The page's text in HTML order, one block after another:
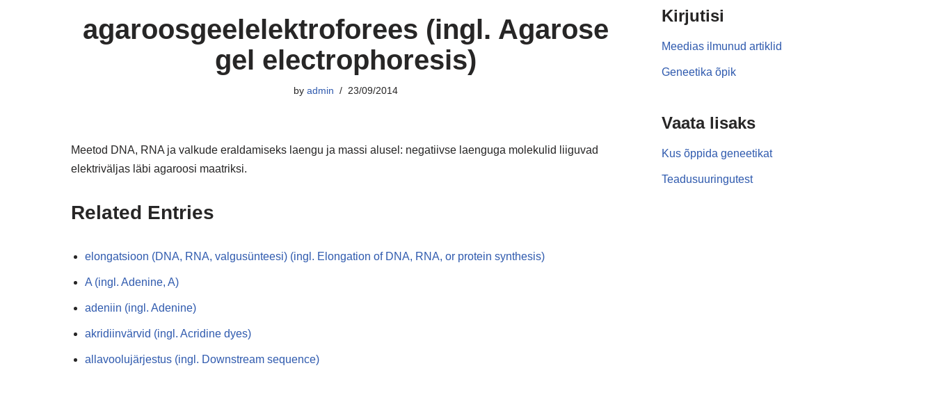
agaroosgeelelektroforees (ingl. Agarose
gel electrophoresis)
by admin 23/09/2014
Meetod DNA, RNA ja valkude eraldamiseks laengu ja massi alusel: negatiivse laenguga molekulid liiguvad
elektriväljas läbi agaroosi maatriksi.
Related Entries
elongatsioon (DNA, RNA, valgusünteesi) (ingl. Elongation of DNA, RNA, or protein synthesis)
A (ingl. Adenine, A)
adeniin (ingl. Adenine)
akridiinvärvid (ingl. Acridine dyes)
allavoolujärjestus (ingl. Downstream sequence)
Kirjutisi
Meedias ilmunud artiklid
Geneetika õpik
Vaata lisaks
Kus õppida geneetikat
Teadusuuringutest